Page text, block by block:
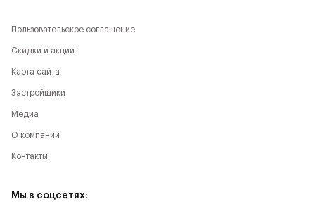
Пользовательское соглашение
Скидки и акции
Карта сайта
Застройщики
Медиа
О компании
Контакты
Мы в соцсетях: